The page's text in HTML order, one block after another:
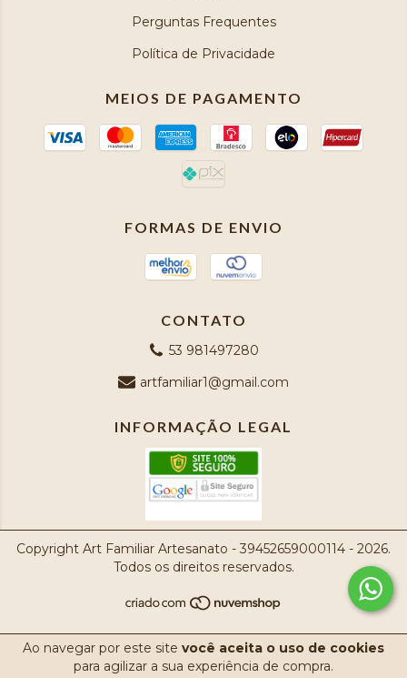
Ao navegar por este site você aceita o uso de cookies
para agilizar a sua experiência de compra.
Perguntas Frequentes
Política de Privacidade
MEIOS DE PAGAMENTO
FORMAS DE ENVIO
CONTATO
53 981497280
artfamiliar1@gmail.com
INFORMAÇÃO LEGAL
Copyright Art Familiar Artesanato - 39452659000114 - 2026.
Todos os direitos reservados.